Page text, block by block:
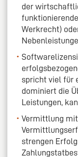
der
Werkrecht)
spricht viel für
dominiert die
Leistungen,
Vermittlung
strengen